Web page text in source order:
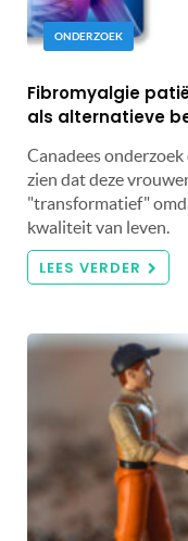
ONDERZOEK
Fibromyalgie
als alternatieve
Canadees
zien dat deze
"transformatief"
kwaliteit van leven.
LEES VERDER